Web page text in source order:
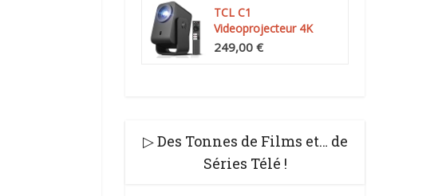
TCL C1
Videoprojecteur 4K
Compatibilité, Natif...
249,00 €
▷ Des Tonnes de Films et… de
Séries Télé !